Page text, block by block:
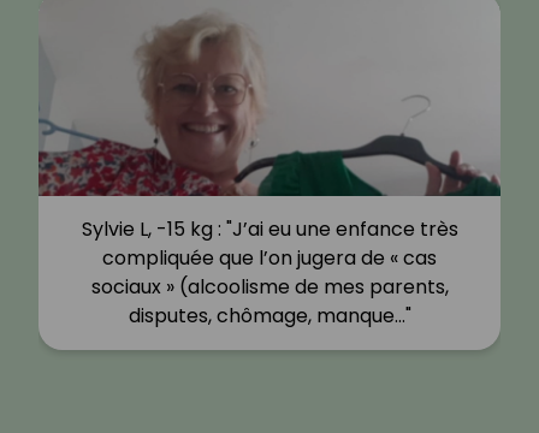
Sylvie L, -15 kg : "J’ai eu une enfance très
compliquée que l’on jugera de « cas
sociaux » (alcoolisme de mes parents,
disputes, chômage, manque…"